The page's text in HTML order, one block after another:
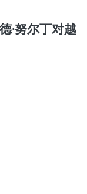
·努尔丁对越